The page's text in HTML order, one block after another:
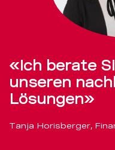
«Ich berate
unseren
Lösungen»
Tanja Horisberger,